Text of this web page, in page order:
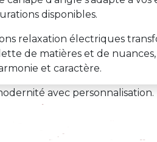
disponibles.
relaxation électriques
de matières et de
et caractère.
avec personnalisation.